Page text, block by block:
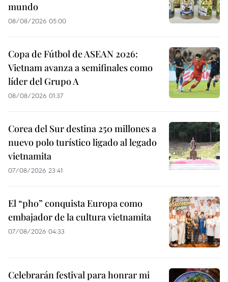
mundo
08/08/2026 05:00
Copa de Fútbol de ASEAN 2026:
Vietnam avanza a semifinales como
líder del Grupo A
08/08/2026 01:37
Corea del Sur destina 250 millones a
nuevo polo turístico ligado al legado
vietnamita
07/08/2026 23:41
El “pho” conquista Europa como
embajador de la cultura vietnamita
07/08/2026 04:33
Celebrarán festival para honrar mi